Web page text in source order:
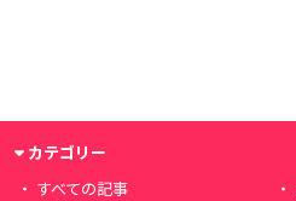
カテゴリー
すべての記事